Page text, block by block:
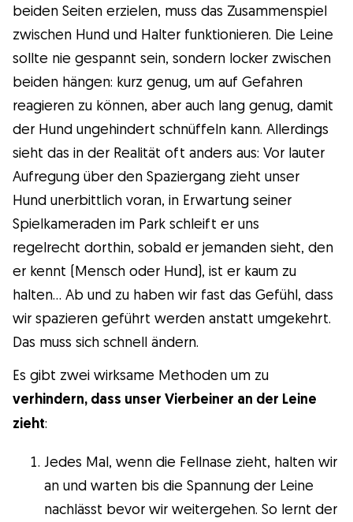
sind bereit, sich um deinen Hund wie ein
Familienmitglied zu kümmern! Tierärztliche
Versorgung und Kostenlose Stornierung bei
jeder Buchung.
Entdecke Gudog
beiden Seiten erzielen, muss das Zusammenspiel
zwischen Hund und Halter funktionieren. Die Leine
sollte nie gespannt sein, sondern locker zwischen
beiden hängen: kurz genug, um auf Gefahren
reagieren zu können, aber auch lang genug, damit
der Hund ungehindert schnüffeln kann. Allerdings
sieht das in der Realität oft anders aus: Vor lauter
Aufregung über den Spaziergang zieht unser
Hund unerbittlich voran, in Erwartung seiner
Spielkameraden im Park schleift er uns
regelrecht dorthin, sobald er jemanden sieht, den
er kennt (Mensch oder Hund), ist er kaum zu
halten… Ab und zu haben wir fast das Gefühl, dass
wir spazieren geführt werden anstatt umgekehrt.
Das muss sich schnell ändern.
Es gibt zwei wirksame Methoden um zu
verhindern, dass unser Vierbeiner an der Leine
zieht:
Jedes Mal, wenn die Fellnase zieht, halten wir
an und warten bis die Spannung der Leine
nachlässt bevor wir weitergehen. So lernt der